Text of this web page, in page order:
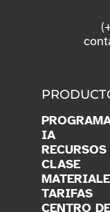
IA
RECURSOS
CLASE
TARIFAS
CENTRO